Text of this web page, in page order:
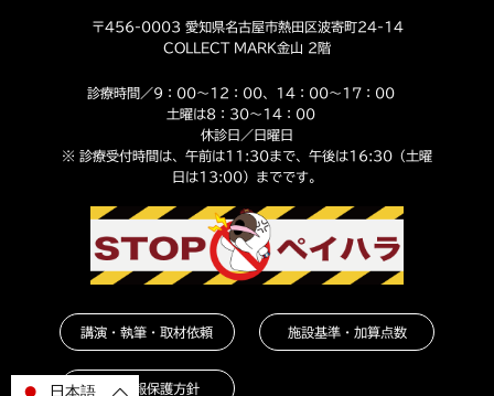
〒456-0003 愛知県名古屋市熱田区波寄町24-14
COLLECT MARK金山 2階
診療時間／9：00～12：00、14：00～17：00
土曜は8：30～14：00
休診日／日曜日
※ 診療受付時間は、午前は11:30まで、午後は16:30（土曜
日は13:00）までです。
講演・執筆・取材依頼 施設基準・加算点数
個人情報保護方針
日本語